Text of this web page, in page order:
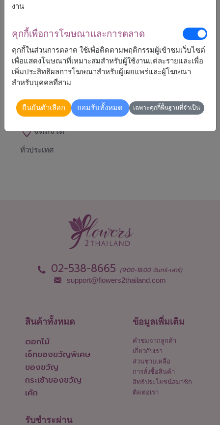
ตุ๊กตาหมี สูง 40 ซ.ม.
ราคาตามพื้นที่จัดส่ง
จัดส่งได้
ทั่วประเทศ
02-538-8665 (9:00-18:00 จันทร์-เสาร์)
support@flowers2thailand.com
สินค้าทั้งหมด
ดอกไม้
เซ็ทของขวัญพิเศษ
ของขวัญ
กระเช้าของขวัญ
เค้ก
ข้อมูลเพิ่มเติม
คำชมจากลูกค้า
เกี่ยวกับเรา
ส่วนช่วยเหลือ
การสั่งซื้อสินค้า
สิทธิประโยชน์สมาชิก
ติดต่อเรา
รับชำระผ่าน
งาน
คุกกี้เพื่อการโฆษณาและการตลาด
คุกกี้ในส่วนการตลาด ใช้เพื่อติดตามพฤติกรรมผู้เข้าชมเว็บไซต์
เพื่อแสดงโฆษณาที่เหมาะสมสำหรับผู้ใช้งานแต่ละรายและเพื่อ
เพิ่มประสิทธิผลการโฆษณาสำหรับผู้เผยแพร่และผู้โฆษณา
สำหรับบุคคลที่สาม
ยืนยันตัวเลือก ยอมรับทั้งหมด เฉพาะคุกกี้พื้นฐานที่จำเป็น